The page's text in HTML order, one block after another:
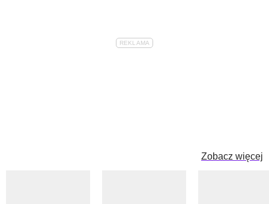
Zobacz więcej